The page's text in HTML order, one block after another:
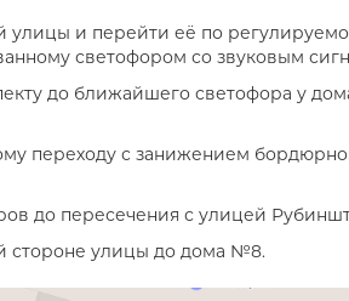
улицы и перейти её по
светофором со звуковым
до ближайшего светофора у
переходу с занижением
до пересечения с улицей
стороне улицы до дома №8.